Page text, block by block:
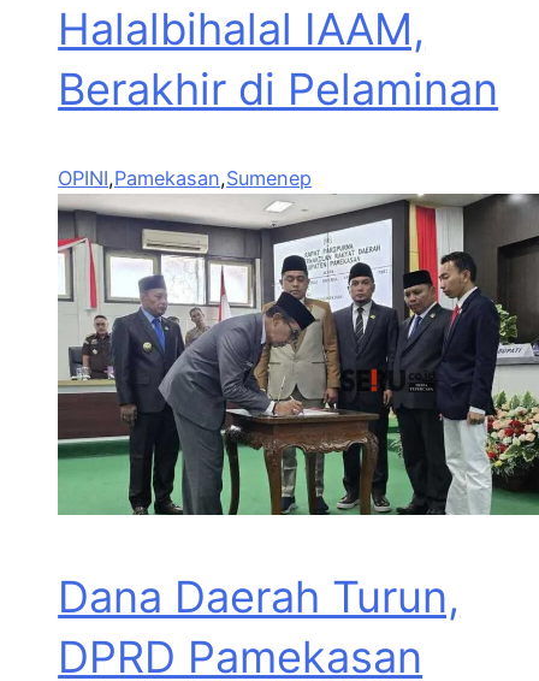
Halalbihalal IAAM,
Berakhir di Pelaminan
OPINI,Pamekasan,Sumenep
Dana Daerah Turun,
DPRD Pamekasan